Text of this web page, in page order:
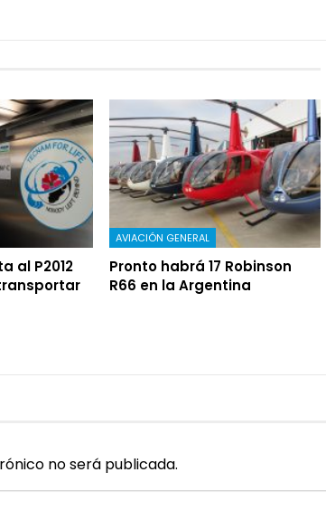
al P2012
AVIACIÓN GENERAL
Pronto habrá 17 Robinson
R66 en la Argentina
no será publicada.